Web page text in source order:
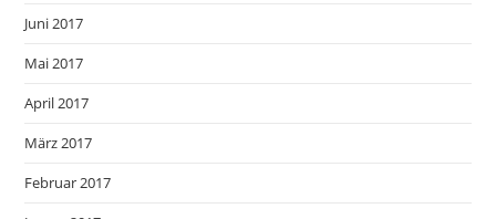
Juni 2017
Mai 2017
April 2017
März 2017
Februar 2017